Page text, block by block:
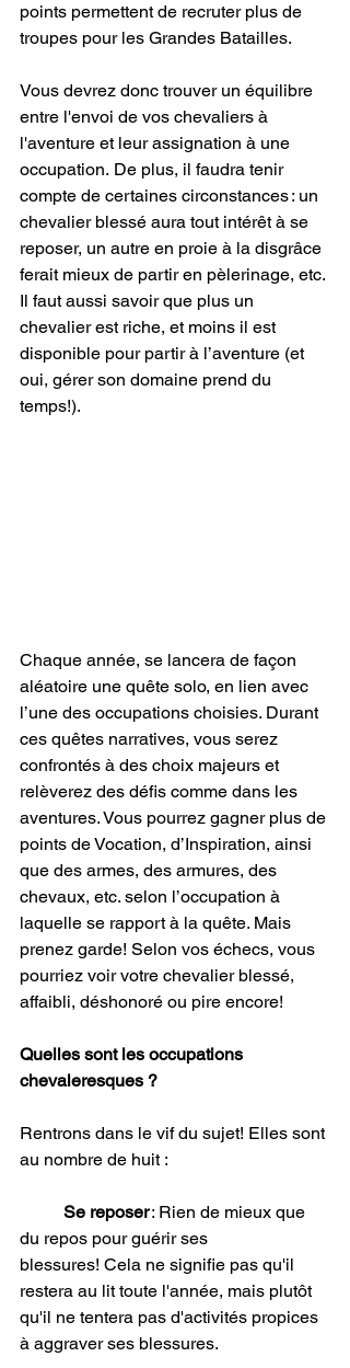
points permettent de recruter plus de
troupes pour les Grandes Batailles.
Vous devrez donc trouver un équilibre
entre l'envoi de vos chevaliers à
l'aventure et leur assignation à une
occupation. De plus, il faudra tenir
compte de certaines circonstances : un
chevalier blessé aura tout intérêt à se
reposer, un autre en proie à la disgrâce
ferait mieux de partir en pèlerinage, etc.
Il faut aussi savoir que plus un
chevalier est riche, et moins il est
disponible pour partir à l’aventure (et
oui, gérer son domaine prend du
temps!).
Chaque année, se lancera de façon
aléatoire une quête solo, en lien avec
l’une des occupations choisies. Durant
ces quêtes narratives, vous serez
confrontés à des choix majeurs et
relèverez des défis comme dans les
aventures. Vous pourrez gagner plus de
points de Vocation, d’Inspiration, ainsi
que des armes, des armures, des
chevaux, etc. selon l’occupation à
laquelle se rapport à la quête. Mais
prenez garde! Selon vos échecs, vous
pourriez voir votre chevalier blessé,
affaibli, déshonoré ou pire encore!
Quelles sont les occupations
chevaleresques ?
Rentrons dans le vif du sujet! Elles sont
au nombre de huit :
Se reposer : Rien de mieux que
du repos pour guérir ses
blessures! Cela ne signifie pas qu'il
restera au lit toute l'année, mais plutôt
qu'il ne tentera pas d'activités propices
à aggraver ses blessures.